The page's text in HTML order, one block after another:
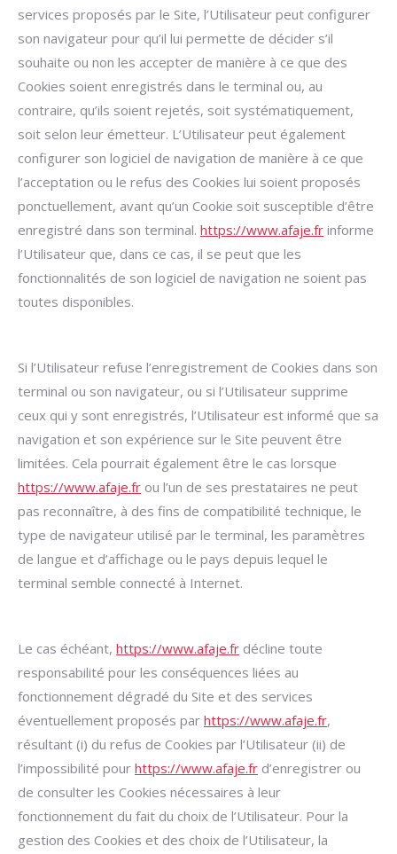
services proposés par le Site, l’Utilisateur peut configurer
son navigateur pour qu’il lui permette de décider s’il
souhaite ou non les accepter de manière à ce que des
Cookies soient enregistrés dans le terminal ou, au
contraire, qu’ils soient rejetés, soit systématiquement,
soit selon leur émetteur. L’Utilisateur peut également
configurer son logiciel de navigation de manière à ce que
l’acceptation ou le refus des Cookies lui soient proposés
ponctuellement, avant qu’un Cookie soit susceptible d’être
enregistré dans son terminal. https://www.afaje.fr informe
l’Utilisateur que, dans ce cas, il se peut que les
fonctionnalités de son logiciel de navigation ne soient pas
toutes disponibles.
Si l’Utilisateur refuse l’enregistrement de Cookies dans son
terminal ou son navigateur, ou si l’Utilisateur supprime
ceux qui y sont enregistrés, l’Utilisateur est informé que sa
navigation et son expérience sur le Site peuvent être
limitées. Cela pourrait également être le cas lorsque
https://www.afaje.fr ou l’un de ses prestataires ne peut
pas reconnaître, à des fins de compatibilité technique, le
type de navigateur utilisé par le terminal, les paramètres
de langue et d’affichage ou le pays depuis lequel le
terminal semble connecté à Internet.
Le cas échéant, https://www.afaje.fr décline toute
responsabilité pour les conséquences liées au
fonctionnement dégradé du Site et des services
éventuellement proposés par https://www.afaje.fr,
résultant (i) du refus de Cookies par l’Utilisateur (ii) de
l’impossibilité pour https://www.afaje.fr d’enregistrer ou
de consulter les Cookies nécessaires à leur
fonctionnement du fait du choix de l’Utilisateur. Pour la
gestion des Cookies et des choix de l’Utilisateur, la